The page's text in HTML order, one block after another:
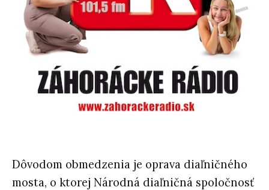
Dôvodom obmedzenia je oprava diaľničného
mosta, o ktorej Národná diaľničná spoločnosť